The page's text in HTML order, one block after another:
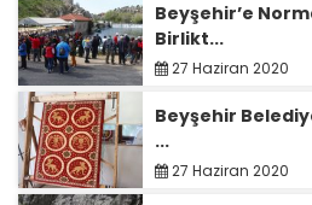
Beyşehir’e
Birlikt...
27 Haziran 2020
Beyşehir
...
27 Haziran 2020